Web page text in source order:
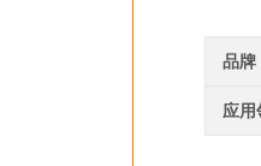
品牌
应用